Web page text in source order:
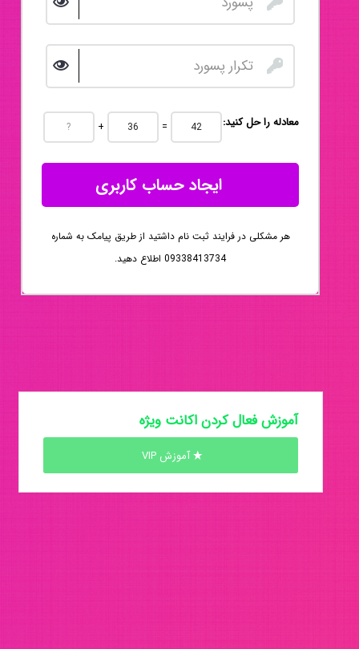
:معادله را حل کنید + =
ایجاد حساب کاربری
هر مشکلی در فرایند ثبت نام داشتید از طریق پیامک به شماره
09338413734 اطلاع دهید.
آموزش فعال کردن اکانت ویژه
آموزش VIP